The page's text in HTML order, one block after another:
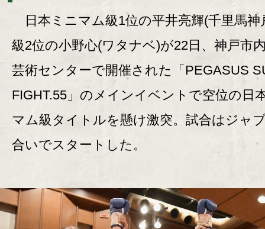
日本ミニマム級1位の平井亮輝(千里馬神
級2位の小野心(ワタナベ)が22日、神戸市
芸術センターで開催された「PEGASUS
FIGHT.55」のメインイベントで空位の日
マム級タイトルを懸け激突。試合はジャ
合いでスタートした。